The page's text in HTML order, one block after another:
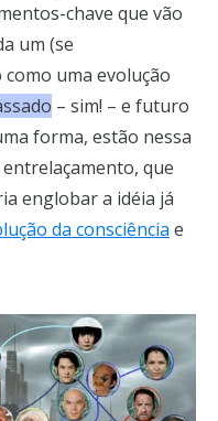
chave que vão
um (se
uma evolução
– sim! – e futuro
forma, estão nessa
que
englobar a idéia já
da consciência e